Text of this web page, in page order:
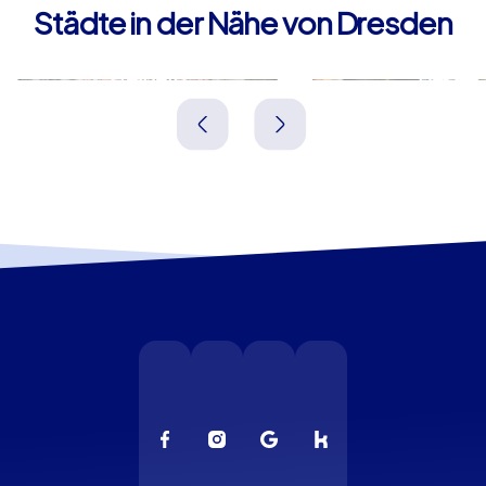
Städte in der Nähe von Dresden
Freiberg
Deutschland
Děčín